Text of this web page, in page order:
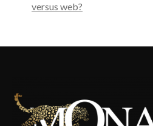
versus web?